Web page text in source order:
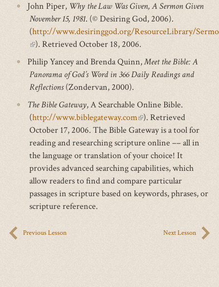
John Piper, Why the Law Was Given, A Sermon Given
November 15, 1981. (© Desiring God, 2006).
(http://www.desiringgod.org/ResourceLibrary/
(link
is
external)
). Retrieved October 18, 2006.
Philip Yancey and Brenda Quinn,Meet the Bible: A
Panorama of God’s Word in 366 Daily Readings and
Reflections(Zondervan, 2000).
The Bible Gateway, A Searchable Online Bible.
(http://www.biblegateway.com
(link
is
external)
). Retrieved
October 17, 2006. The Bible Gateway is a tool for
reading and researching scripture online –– all in
the language or translation of your choice! It
provides advanced searching capabilities, which
allow readers to find and compare particular
passages in scripture based on keywords, phrases, or
scripture reference.
Previous Lesson Next Lesson